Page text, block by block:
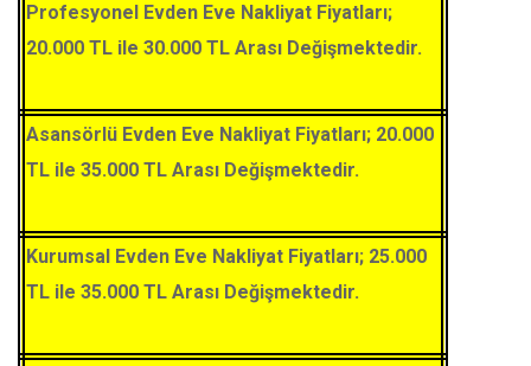
Profesyonel Evden Eve Nakliyat Fiyatları;
20.000 TL ile 30.000 TL Arası Değişmektedir.
Asansörlü Evden Eve Nakliyat Fiyatları; 20.000
TL ile 35.000 TL Arası Değişmektedir.
Kurumsal Evden Eve Nakliyat Fiyatları; 25.000
TL ile 35.000 TL Arası Değişmektedir.